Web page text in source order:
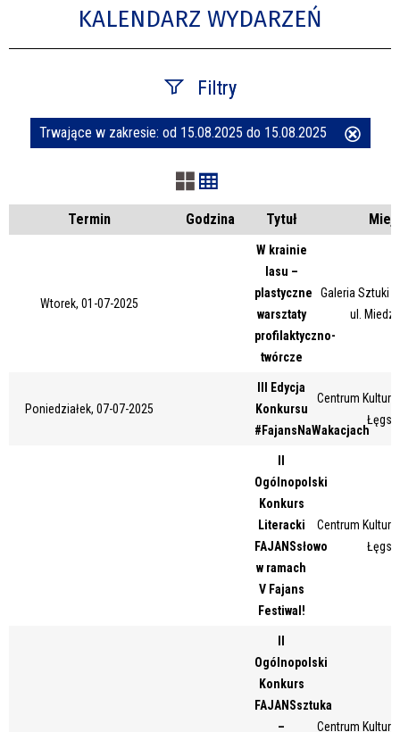
KALENDARZ WYDARZEŃ
Filtry
Szukana fraza
Kategoria
Trwające w zakresie: od 15.08.2025 do 15.08.2025
Termin Godzina Tytuł
Wtorek, 01-07-2025
W krainie
lasu –
plastyczne
warsztaty
profilaktyczno-
twórcze
Galeria Sztuki
ul.
Poniedziałek, 07-07-2025
III Edycja
Konkursu
#FajansNaWakacjach
Centrum Kultury
Ogólnopolski
Konkurs
Literacki
FAJANSsłowo
w ramach
V Fajans
Festiwal!
Centrum Kultury
Ogólnopolski
Konkurs
FAJANSsztuka
–
Centrum Kultury